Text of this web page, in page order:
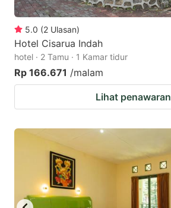
5.0 (2 Ulasan)
Hotel Cisarua Indah
hotel · 2 Tamu · 1 Kamar tidur
Rp 166.671 /malam
Lihat penawaran